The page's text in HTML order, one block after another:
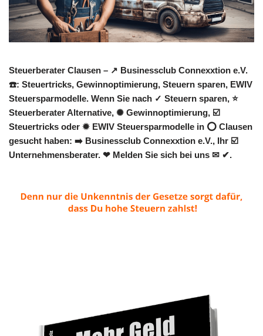
Steuerberater Clausen – ↗️ Businessclub Connexxtion e.V.
☎️: Steuertricks, Gewinnoptimierung, Steuern sparen, EWIV
Steuersparmodelle. Wenn Sie nach ✓ Steuern sparen, ⭐
Steuerberater Alternative, ✺ Gewinnoptimierung, ☑️
Steuertricks oder ✹ EWIV Steuersparmodelle in ⭕ Clausen
gesucht haben: ➡️ Businessclub Connexxtion e.V., Ihr ☑️
Unternehmensberater. ❤ Melden Sie sich bei uns ✉ ✔.